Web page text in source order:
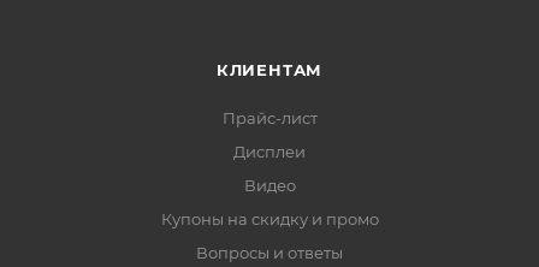
КЛИЕНТАМ
Прайс-лист
Дисплеи
Видео
Купоны на скидку и промо
Вопросы и ответы